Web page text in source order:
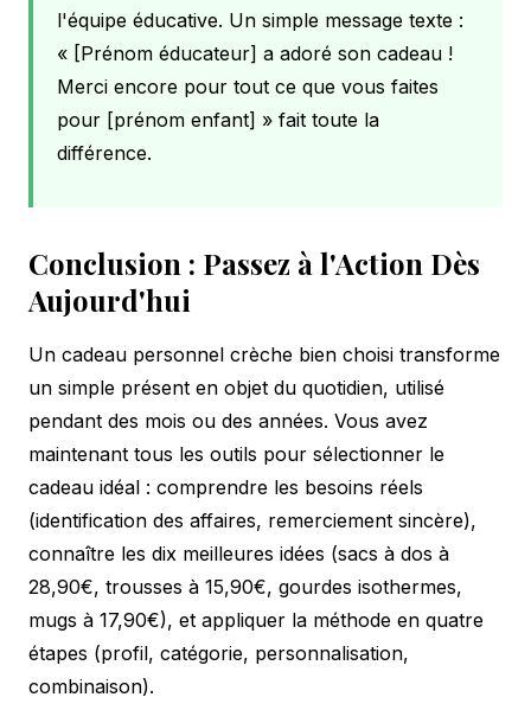
l'équipe éducative. Un simple message texte :
« [Prénom éducateur] a adoré son cadeau !
Merci encore pour tout ce que vous faites
pour [prénom enfant] » fait toute la
différence.
Conclusion : Passez à l'Action Dès
Aujourd'hui
Un cadeau personnel crèche bien choisi transforme
un simple présent en objet du quotidien, utilisé
pendant des mois ou des années. Vous avez
maintenant tous les outils pour sélectionner le
cadeau idéal : comprendre les besoins réels
(identification des affaires, remerciement sincère),
connaître les dix meilleures idées (sacs à dos à
28,90€, trousses à 15,90€, gourdes isothermes,
mugs à 17,90€), et appliquer la méthode en quatre
étapes (profil, catégorie, personnalisation,
combinaison).